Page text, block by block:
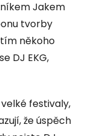
Jakem
tvorby
někoho
DJ EKG,
festivaly,
že úspěch